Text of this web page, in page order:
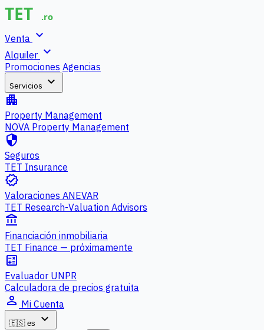
Venta expand_more
Alquiler expand_more
Promociones Agencias
Servicios expand_more
apartment
Property Management
NOVA Property Management
security
Seguros
TET Insurance
verified
Valoraciones ANEVAR
TET Research-Valuation Advisors
account_balance
Financiación inmobiliaria
TET Finance — próximamente
calculate
Evaluador UNPR
Calculadora de precios gratuita
person_outline Mi Cuenta
🇪🇸 es
expand_more